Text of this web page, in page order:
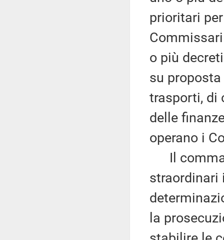
prioritari
o più
su
trasporti, di
delle
operano i
Il comma
straordinari
la